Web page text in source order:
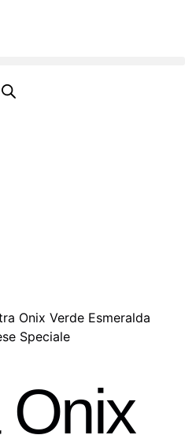
Onix Verde Esmeralda
Speciale
Onix